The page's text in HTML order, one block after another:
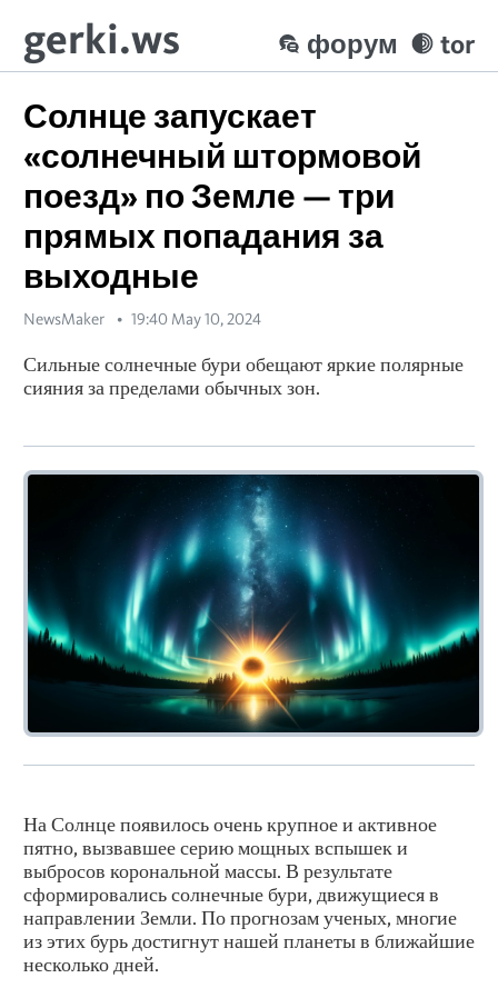
gerki.ws tor
форум
Солнце запускает
«солнечный штормовой
поезд» по Земле — три
прямых попадания за
выходные
NewsMaker 19:40 May 10, 2024
Сильные солнечные бури обещают яркие полярные
сияния за пределами обычных зон.
На Солнце появилось очень крупное и активное
пятно, вызвавшее серию мощных вспышек и
выбросов корональной массы. В результате
сформировались солнечные бури, движущиеся в
направлении Земли. По прогнозам ученых, многие
из этих бурь достигнут нашей планеты в ближайшие
несколько дней.